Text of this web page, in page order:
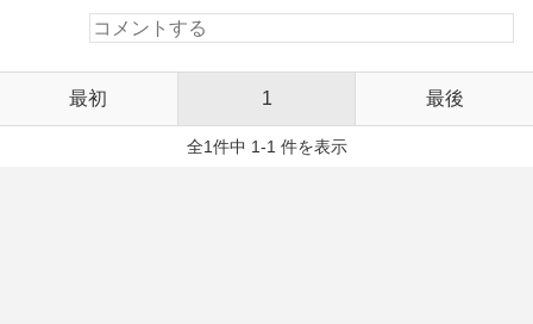
最初 1 最後
全1件中 1-1 件を表示